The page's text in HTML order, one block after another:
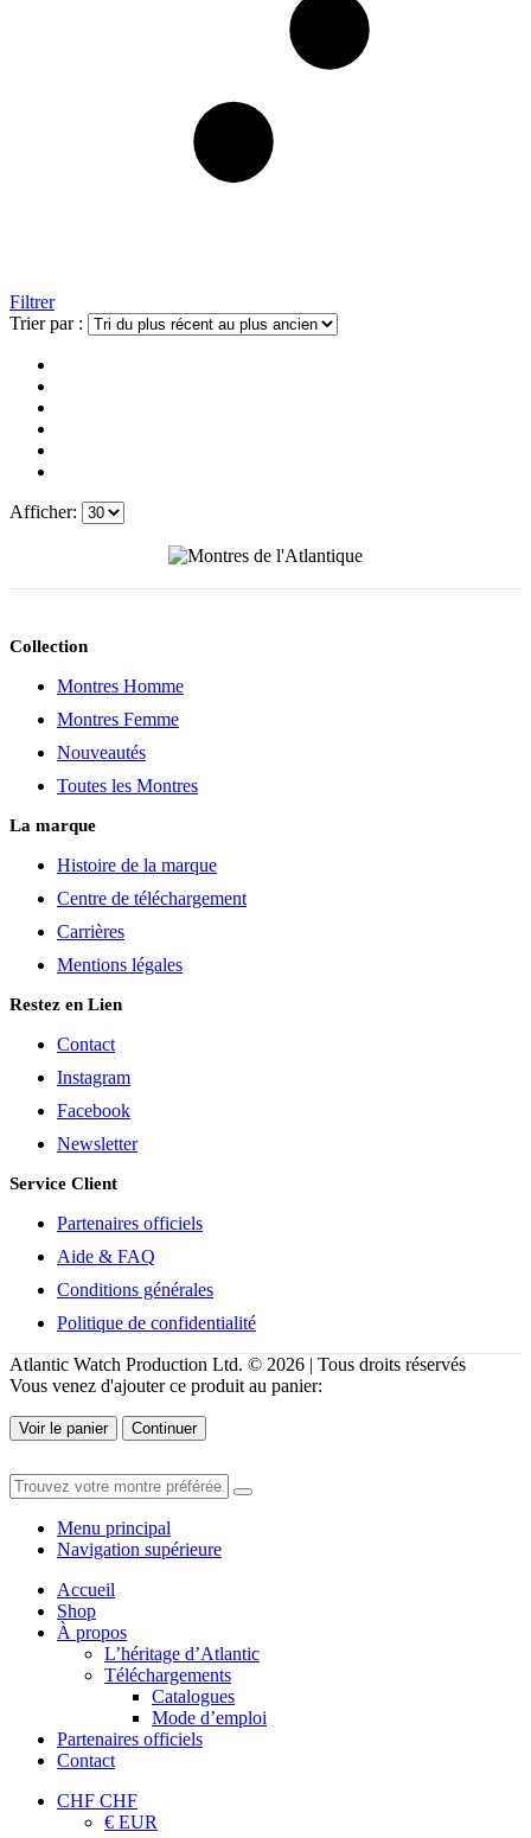
Filtrer
Trier par :
Afficher:
Collection
Montres Homme
Montres Femme
Nouveautés
Toutes les Montres
La marque
Histoire de la marque
Centre de téléchargement
Carrières
Mentions légales
Restez en Lien
Contact
Instagram
Facebook
Newsletter
Service Client
Partenaires officiels
Aide & FAQ
Conditions générales
Politique de confidentialité
Atlantic Watch Production Ltd. © 2026 | Tous droits réservés
Vous venez d'ajouter ce produit au panier:
Voir le panier Continuer
Menu principal
Navigation supérieure
Accueil
Shop
À propos
L’héritage d’Atlantic
Téléchargements
Catalogues
Mode d’emploi
Partenaires officiels
Contact
CHF CHF
€ EUR